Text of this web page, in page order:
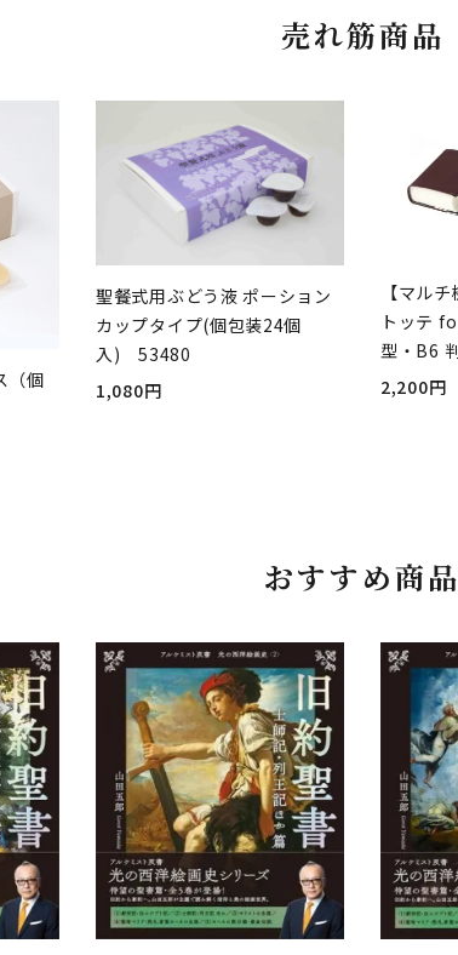
売れ筋商品
（個
聖餐式用ぶどう液 ポーション
カップタイプ(個包装24個
入) 53480
1,080円
【マル
トッテ
型・B6
2,200円
おすすめ商